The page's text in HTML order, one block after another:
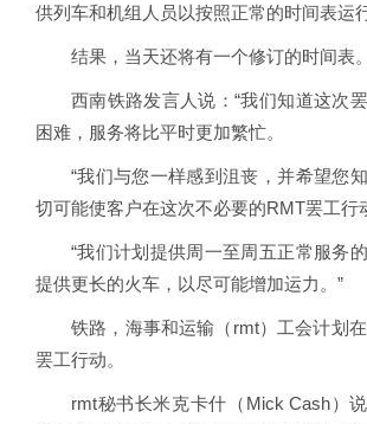
供列车和机组人员以按照正常的时间表运行
结果，当天还将有一个修订的时间表。
西南铁路发言人说：“我们知道这次
困难，服务将比平时更加​​繁忙。
“我们与您一样感到沮丧，并希望您
切可能使客户在这次不必要的RMT罢工行
“我们计划提供周一至周五正常服务
提供更长的火车，以尽可能增加运力。”
铁路，海事和运输（rmt）工会计划
罢工行动。
rmt秘书长米克卡什（Mick Cash）